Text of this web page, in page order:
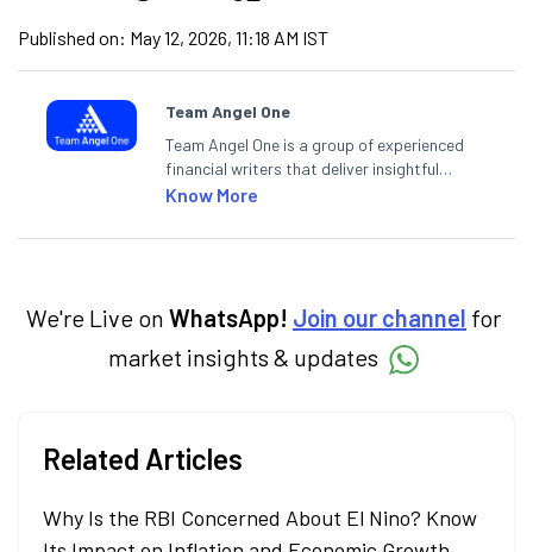
Published on: May 12, 2026, 11:18 AM IST
Team Angel One
Team Angel One is a group of experienced
financial writers that deliver insightful
articles on the stock market, IPO, economy,
categories.
Know More
We're Live on WhatsApp! Join our channel for
market insights & updates
Related Articles
Why Is the RBI Concerned About El Nino? Know